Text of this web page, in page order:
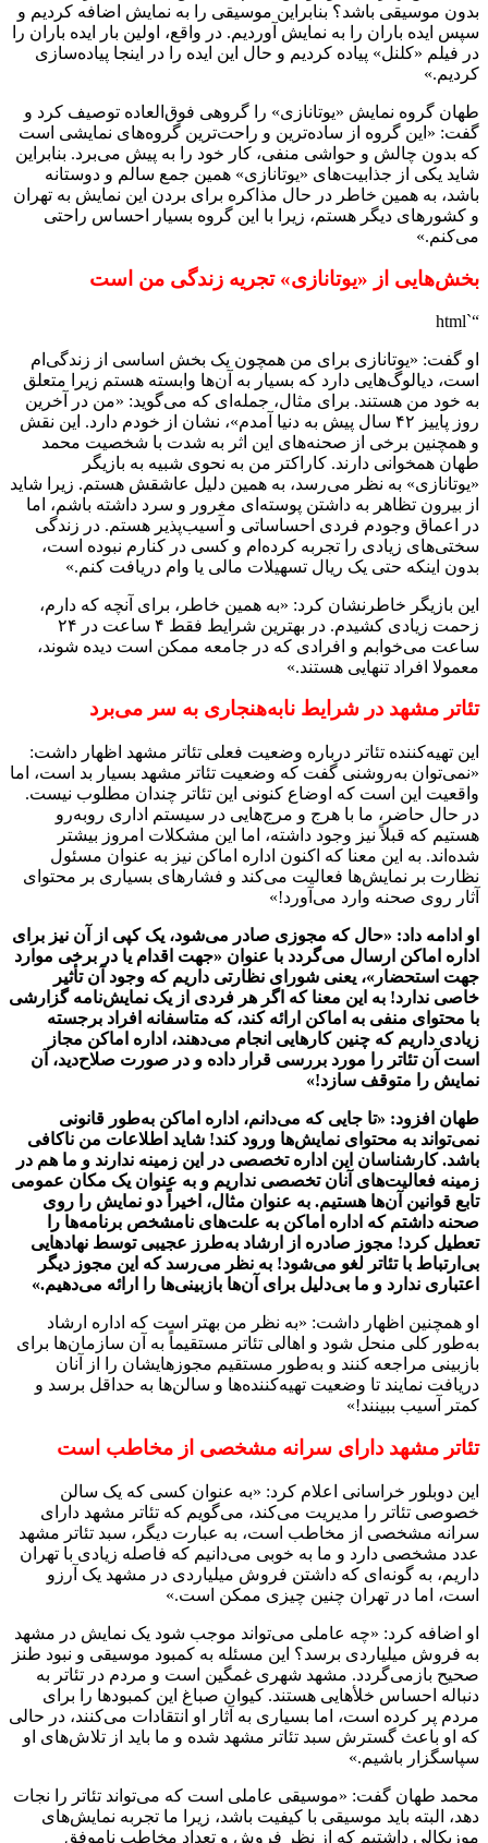
بدون موسیقی باشد؟ بنابراین موسیقی را به نمایش اضافه کردیم و
سپس ایده باران را به نمایش آوردیم. در واقع، اولین بار ایده باران را
در فیلم «کلنل» پیاده کردیم و حال این ایده را در اینجا پیاده‌سازی
کردیم.»
طهان گروه نمایش «یوتانازی» را گروهی فوق‌العاده توصیف کرد و
گفت: «این گروه از ساده‌ترین و راحت‌ترین گروه‌های نمایشی است
که بدون چالش و حواشی منفی، کار خود را به پیش می‌برد. بنابراین
شاید یکی از جذابیت‌های «یوتانازی» همین جمع سالم و دوستانه
باشد، به همین خاطر در حال مذاکره برای بردن این نمایش به تهران
و کشورهای دیگر هستم، زیرا با این گروه بسیار احساس راحتی
می‌کنم.»
بخش‌هایی از «یوتانازی» تجریه زندگی من است
“`html
او گفت: «یوتانازی برای من همچون یک بخش اساسی از زندگی‌ام
است، دیالوگ‌هایی دارد که بسیار به آن‌ها وابسته هستم زیرا متعلق
به خود من هستند. برای مثال، جمله‌ای که می‌گوید: «من در آخرین
روز پاییز ۴۲ سال پیش به دنیا آمدم»، نشان از خودم دارد. این نقش
و همچنین برخی از صحنه‌های این اثر به شدت با شخصیت محمد
طهان همخوانی دارند. کاراکتر من به نحوی شبیه به بازیگر
«یوتانازی» به نظر می‌رسد، به همین دلیل عاشقش هستم. زیرا شاید
از بیرون تظاهر به داشتن پوسته‌ای مغرور و سرد داشته باشم، اما
در اعماق وجودم فردی احساساتی و آسیب‌پذیر هستم. در زندگی
سختی‌های زیادی را تجربه کرده‌ام و کسی در کنارم نبوده است،
بدون اینکه حتی یک ریال تسهیلات مالی یا وام دریافت کنم.»
این بازیگر خاطرنشان کرد: «به همین خاطر، برای آنچه که دارم،
زحمت زیادی کشیدم. در بهترین شرایط فقط ۴ ساعت در ۲۴
ساعت می‌خوابم و افرادی که در جامعه ممکن است دیده شوند،
معمولا افراد تنهایی هستند.»
تئاتر مشهد در شرایط نابه‌هنجاری به سر می‌برد
این تهیه‌کننده تئاتر درباره وضعیت فعلی تئاتر مشهد اظهار داشت:
«نمی‌توان به‌روشنی گفت که وضعیت تئاتر مشهد بسیار بد است، اما
واقعیت این است که اوضاع کنونی این تئاتر چندان مطلوب نیست.
در حال حاضر، ما با هرج و مرج‌هایی در سیستم اداری روبه‌رو
هستیم که قبلاً نیز وجود داشته، اما این مشکلات امروز بیشتر
شده‌اند. به این معنا که اکنون اداره اماکن نیز به عنوان مسئول
نظارت بر نمایش‌ها فعالیت می‌کند و فشارهای بسیاری بر محتوای
آثار روی صحنه وارد می‌آورد!»
او ادامه داد: «حال که مجوزی صادر می‌شود، یک کپی از آن نیز برای
اداره اماکن ارسال می‌گردد با عنوان «جهت اقدام یا در برخی موارد
جهت استحضار»، یعنی شورای نظارتی داریم که وجود آن تأثیر
خاصی ندارد! به این معنا که اگر هر فردی از یک نمایش‌نامه گزارشی
با محتوای منفی به اماکن ارائه کند، که متاسفانه افراد برجسته
زیادی داریم که چنین کارهایی انجام می‌دهند، اداره اماکن مجاز
است آن تئاتر را مورد بررسی قرار داده و در صورت صلاح‌دید، آن
نمایش را متوقف سازد!»
طهان افزود: «تا جایی که می‌دانم، اداره اماکن به‌طور قانونی
نمی‌تواند به محتوای نمایش‌ها ورود کند! شاید اطلاعات من ناکافی
باشد. کارشناسان این اداره تخصصی در این زمینه ندارند و ما هم در
زمینه فعالیت‌های آنان تخصصی نداریم و به عنوان یک مکان عمومی
تابع قوانین آن‌ها هستیم. به عنوان مثال، اخیراً دو نمایش را روی
صحنه داشتم که اداره اماکن به علت‌های نامشخص برنامه‌ها را
تعطیل کرد! مجوز صادره از ارشاد به‌طرز عجیبی توسط نهادهایی
بی‌ارتباط با تئاتر لغو می‌شود! به نظر می‌رسد که این مجوز دیگر
اعتباری ندارد و ما بی‌دلیل برای آن‌ها بازبینی‌ها را ارائه می‌دهیم.»
او همچنین اظهار داشت: «به نظر من بهتر است که اداره ارشاد
به‌طور کلی منحل شود و اهالی تئاتر مستقیماً به آن سازمان‌ها برای
بازبینی مراجعه کنند و به‌طور مستقیم مجوزهایشان را از آنان
دریافت نمایند تا وضعیت تهیه‌کننده‌ها و سالن‌ها به حداقل برسد و
کمتر آسیب ببینند!»
تئاتر مشهد دارای سرانه مشخصی از مخاطب است
این دوبلور خراسانی اعلام کرد: «به عنوان کسی که یک سالن
خصوصی تئاتر را مدیریت می‌کند، می‌گویم که تئاتر مشهد دارای
سرانه مشخصی از مخاطب است، به عبارت دیگر، سبد تئاتر مشهد
عدد مشخصی دارد و ما به خوبی می‌دانیم که فاصله زیادی با تهران
داریم، به گونه‌ای که داشتن فروش میلیاردی در مشهد یک آرزو
است، اما در تهران چنین چیزی ممکن است.»
او اضافه کرد: «چه عاملی می‌تواند موجب شود یک نمایش در مشهد
به فروش میلیاردی برسد؟ این مسئله به کمبود موسیقی و نبود طنز
صحیح بازمی‌گردد. مشهد شهری غمگین است و مردم در تئاتر به
دنباله احساس خلأهایی هستند. کیوان صباغ این کمبودها را برای
مردم پر کرده است، اما بسیاری به آثار او انتقادات می‌کنند، در حالی
که او باعث گسترش سبد تئاتر مشهد شده و ما باید از تلاش‌های او
سپاسگزار باشیم.»
محمد طهان گفت: «موسیقی عاملی است که می‌تواند تئاتر را نجات
دهد، البته باید موسیقی با کیفیت باشد، زیرا ما تجربه نمایش‌های
موزیکالی داشتیم که از نظر فروش و تعداد مخاطب ناموفق